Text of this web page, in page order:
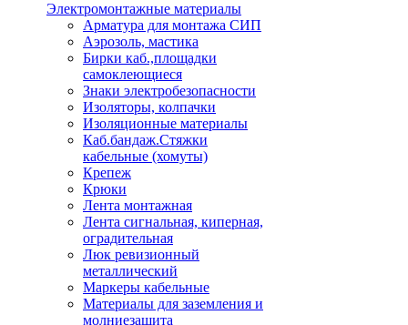
Электромонтажные материалы
Арматура для монтажа СИП
Аэрозоль, мастика
Бирки каб.,площадки
самоклеющиеся
Знаки электробезопасности
Изоляторы, колпачки
Изоляционные материалы
Каб.бандаж.Стяжки
кабельные (хомуты)
Крепеж
Крюки
Лента монтажная
Лента сигнальная, киперная,
оградительная
Люк ревизионный
металлический
Маркеры кабельные
Материалы для заземления и
молниезащита